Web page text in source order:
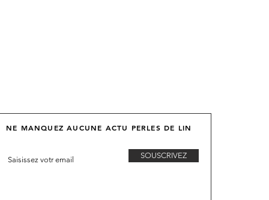
NE MANQUEZ AUCUNE ACTU PERLES DE LIN
SOUSCRIVEZ